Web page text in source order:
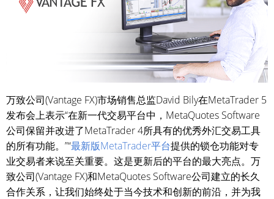
万致公司(Vantage FX)市场销售总监David Bily在MetaTrader 5
发布会上表示“在新一代交易平台中，MetaQuotes Software
公司保留并改进了MetaTrader 4所具有的优秀外汇交易工具
的所有功能。”“最新版MetaTrader平台提供的锁仓功能对专
业交易者来说至关重要。这是更新后的平台的最大亮点。万
致公司(Vantage FX)和MetaQuotes Software公司建立的长久
合作关系，让我们始终处于当今技术和创新的前沿，并为我